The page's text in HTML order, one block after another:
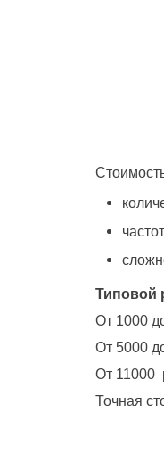
Типовой
От 1000
От 5000
От 11000
Точная